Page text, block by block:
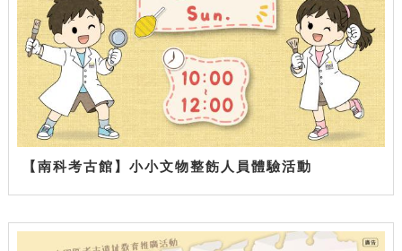
【南科考古館】小小文物整飭人員體驗活動